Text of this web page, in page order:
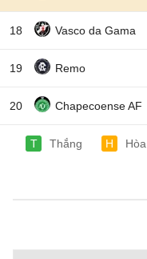
18 Vasco da Gama
19 Remo
20 Chapecoense AF
T Thắng H Hòa